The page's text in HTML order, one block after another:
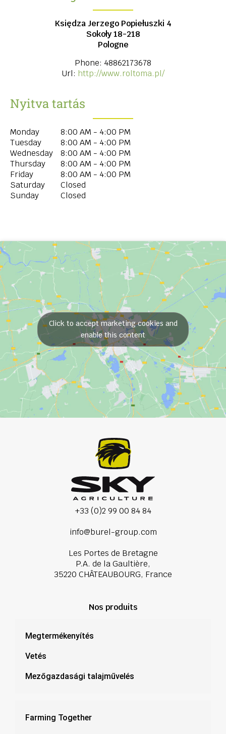
Księdza Jerzego Popiełuszki 4
Sokoły18-218
Pologne
Phone: 48862173678
Url: http://www.roltoma.pl/
Nyitva tartás
Monday
8:00 AM - 4:00 PM
Tuesday
8:00 AM - 4:00 PM
Wednesday
8:00 AM - 4:00 PM
Thursday
8:00 AM - 4:00 PM
Friday
8:00 AM - 4:00 PM
Saturday
Closed
Sunday
Closed
Click to accept marketing cookies and
enable this content
+33 (0)2 99 00 84 84
info@burel-group.com
Les Portes de Bretagne
P.A. de la Gaultière,
35220 CHÂTEAUBOURG, France
Nos produits
Megtermékenyítés
Vetés
Mezőgazdasági talajművelés
Farming Together